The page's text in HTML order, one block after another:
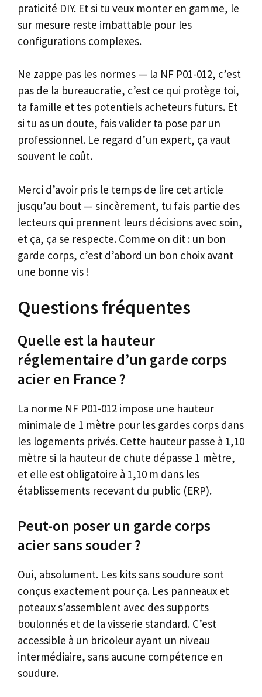
praticité DIY. Et si tu veux monter en gamme, le
sur mesure reste imbattable pour les
configurations complexes.
Ne zappe pas les normes — la NF P01-012, c’est
pas de la bureaucratie, c’est ce qui protège toi,
ta famille et tes potentiels acheteurs futurs. Et
si tu as un doute, fais valider ta pose par un
professionnel. Le regard d’un expert, ça vaut
souvent le coût.
Merci d’avoir pris le temps de lire cet article
jusqu’au bout — sincèrement, tu fais partie des
lecteurs qui prennent leurs décisions avec soin,
et ça, ça se respecte. Comme on dit : un bon
garde corps, c’est d’abord un bon choix avant
une bonne vis !
Questions fréquentes
Quelle est la hauteur
réglementaire d’un garde corps
acier en France ?
La norme NF P01-012 impose une hauteur
minimale de 1 mètre pour les gardes corps dans
les logements privés. Cette hauteur passe à 1,10
mètre si la hauteur de chute dépasse 1 mètre,
et elle est obligatoire à 1,10 m dans les
établissements recevant du public (ERP).
Peut-on poser un garde corps
acier sans souder ?
Oui, absolument. Les kits sans soudure sont
conçus exactement pour ça. Les panneaux et
poteaux s’assemblent avec des supports
boulonnés et de la visserie standard. C’est
accessible à un bricoleur ayant un niveau
intermédiaire, sans aucune compétence en
soudure.